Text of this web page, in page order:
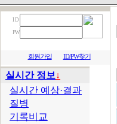
I D
PW
회원가입 ID/PW찾기
실시간 정보↓
실시간 예상·결과
질병
기록비교